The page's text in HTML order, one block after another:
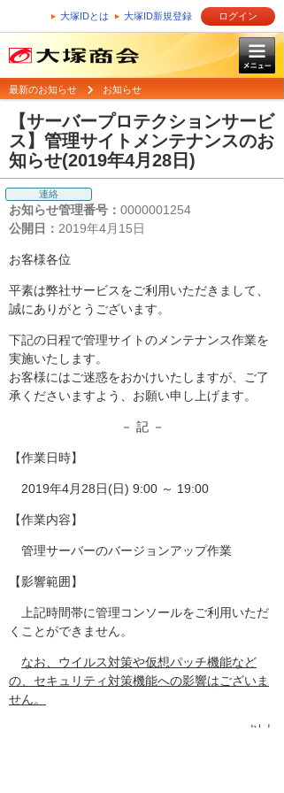
大塚IDとは 大塚ID新規登録 ログイン
最新のお知らせ お知らせ
【サーバープロテクションサービ
ス】管理サイトメンテナンスのお
知らせ(2019年4月28日)
連絡
お知らせ管理番号： 0000001254
公開日： 2019年4月15日
お客様各位
平素は弊社サービスをご利用いただきまして、
誠にありがとうございます。
下記の日程で管理サイトのメンテナンス作業を
実施いたします。
お客様にはご迷惑をおかけいたしますが、ご了
承くださいますよう、お願い申し上げます。
－ 記 －
【作業日時】
2019年4月28日(日) 9:00 ～ 19:00
【作業内容】
管理サーバーのバージョンアップ作業
【影響範囲】
上記時間帯に管理コンソールをご利用いただ
くことができません。
なお、ウイルス対策や仮想パッチ機能など
の、セキュリティ対策機能への影響はございま
せん。
以上